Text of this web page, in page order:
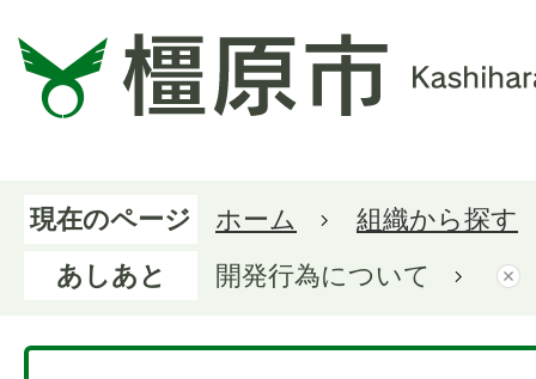
現在のページ ホーム
組織から探す
あしあと
開発行為について